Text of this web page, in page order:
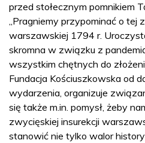
przed stołecznym pomnikiem
„Pragniemy przypominać o tej
warszawskiej 1794 r.
skromna w związku z
wszystkim chętnych do
Fundacja Kościuszkowska od
wydarzenia, organizuje
się także m.in. pomysł, żeby
zwycięskiej insurekcji
stanowić nie tylko walor